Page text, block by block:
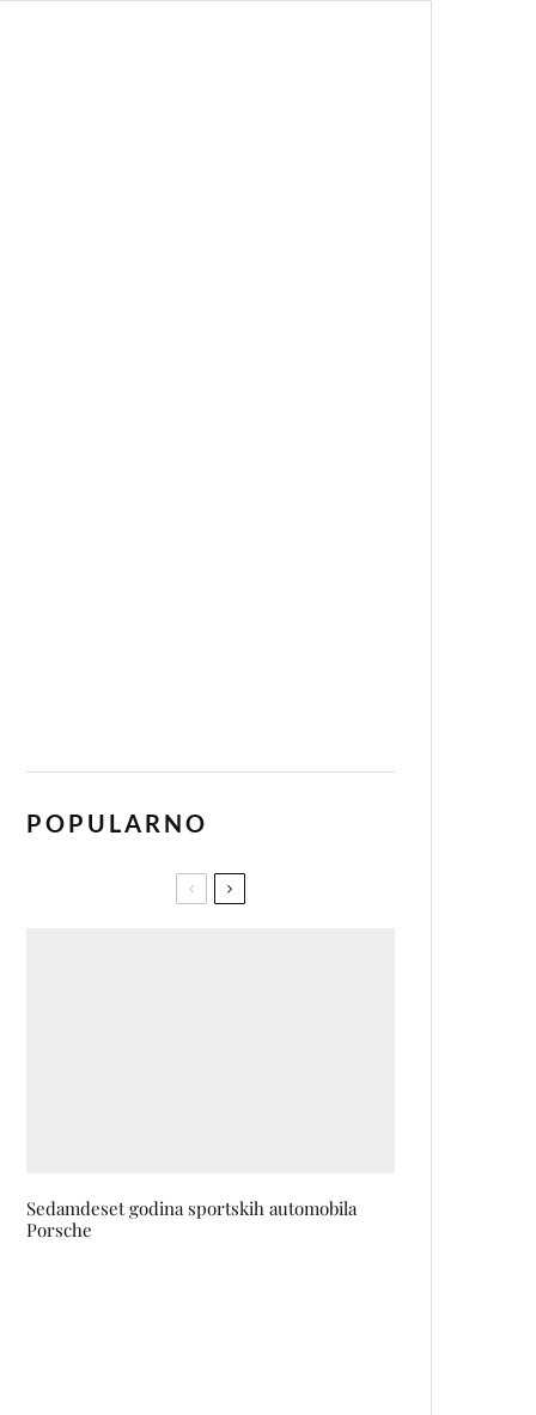
POPULARNO
Sedamdeset godina sportskih automobila
Porsche